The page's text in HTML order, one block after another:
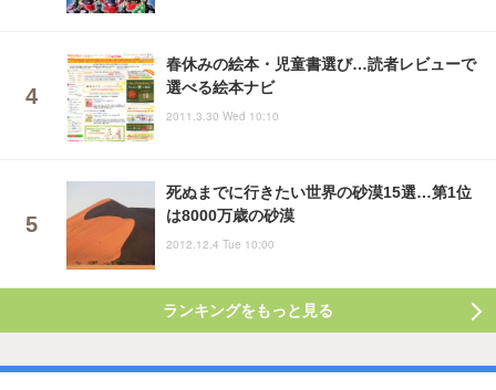
春休みの絵本・児童書選び…読者レビューで
選べる絵本ナビ
2011.3.30 Wed 10:10
死ぬまでに行きたい世界の砂漠15選…第1位
は8000万歳の砂漠
2012.12.4 Tue 10:00
ランキングをもっと見る